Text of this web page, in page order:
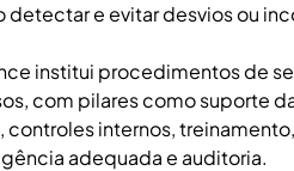
e evitar desvios ou
institui procedimentos de
com pilares como suporte
internos,
adequada e auditoria.